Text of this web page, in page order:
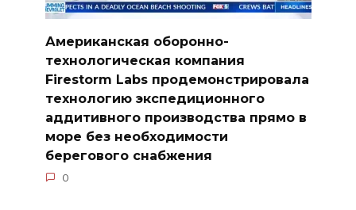
Американская оборонно-
технологическая компания
Firestorm Labs продемонстрировала
технологию экспедиционного
аддитивного производства прямо в
море без необходимости
берегового снабжения
0